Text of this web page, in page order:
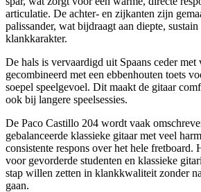
articulatie. De achter- en zijkanten zijn
palissander, wat bijdraagt aan diepte,
klankkarakter.
De hals is vervaardigd uit Spaans ceder met
gecombineerd met een ebbenhouten toets
soepel speelgevoel. Dit maakt de gitaar
ook bij langere speelsessies.
De Paco Castillo 204 wordt vaak
gebalanceerde klassieke gitaar met veel
consistente respons over het hele
voor gevorderde studenten en klassieke
stap willen zetten in klankkwaliteit zonder
gaan.